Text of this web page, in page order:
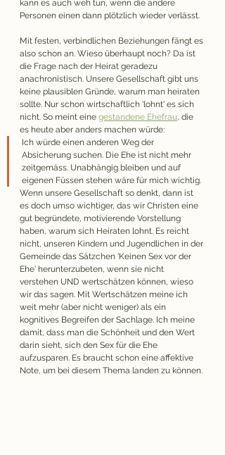
kann es auch weh tun, wenn die andere
Personen einen dann plötzlich wieder verlässt.
Mit festen, verbindlichen Beziehungen fängt es
also schon an. Wieso überhaupt noch? Da ist
die Frage nach der Heirat geradezu
anachronistisch. Unsere Gesellschaft gibt uns
keine plausiblen Gründe, warum man heiraten
sollte. Nur schon wirtschaftlich 'lohnt' es sich
nicht. So meint eine gestandene Ehefrau, die
es heute aber anders machen würde:
Ich würde einen anderen Weg der
Absicherung suchen. Die Ehe ist nicht mehr
zeitgemäss. Unabhängig bleiben und auf
eigenen Füssen stehen wäre für mich wichtig.
Wenn unsere Gesellschaft so denkt, dann ist
es doch umso wichtiger, das wir Christen eine
gut begründete, motivierende Vorstellung
haben, warum sich Heiraten lohnt. Es reicht
nicht, unseren Kindern und Jugendlichen in der
Gemeinde das Sätzchen 'Keinen Sex vor der
Ehe' herunterzubeten, wenn sie nicht
verstehen UND wertschätzen können, wieso
wir das sagen. Mit Wertschätzen meine ich
weit mehr (aber nicht weniger) als ein
kognitives Begreifen der Sachlage. Ich meine
damit, dass man die Schönheit und den Wert
darin sieht, sich den Sex für die Ehe
aufzusparen. Es braucht schon eine affektive
Note, um bei diesem Thema landen zu können.